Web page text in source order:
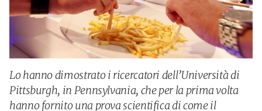
Lo hanno dimostrato i ricercatori dell’Università di
Pittsburgh, in Pennsylvania, che per la prima volta
hanno fornito una prova scientifica di come il